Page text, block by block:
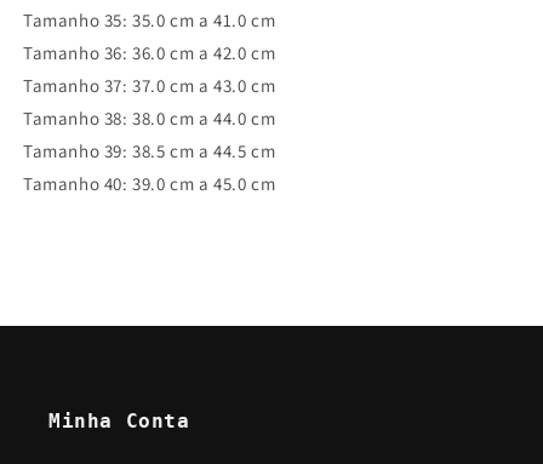
Tamanho 35: 35.0 cm a 41.0 cm
Tamanho 36: 36.0 cm a 42.0 cm
Tamanho 37: 37.0 cm a 43.0 cm
Tamanho 38: 38.0 cm a 44.0 cm
Tamanho 39: 38.5 cm a 44.5 cm
Tamanho 40: 39.0 cm a 45.0 cm
Minha Conta